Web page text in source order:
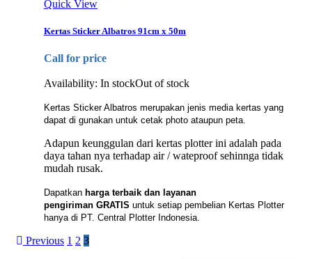
Quick View
Kertas Sticker Albatros 91cm x 50m
Call for price
Availability: In stockOut of stock
Kertas Sticker Albatros merupakan jenis media kertas yang
dapat di gunakan untuk cetak photo ataupun peta.
Adapun keunggulan dari kertas plotter ini adalah pada
daya tahan nya terhadap air / wateproof sehinnga tidak
mudah rusak.
Dapatkan harga terbaik dan layanan
pengiriman GRATIS untuk setiap pembelian Kertas Plotter
hanya di PT. Central Plotter Indonesia.
Previous 1 2 3